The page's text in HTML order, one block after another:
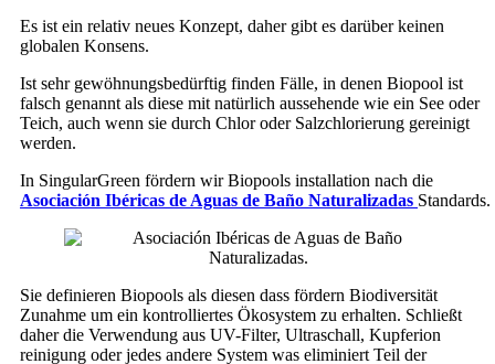
Es ist ein relativ neues Konzept, daher gibt es darüber keinen
globalen Konsens.
Ist sehr gewöhnungsbedürftig finden Fälle, in denen Biopool ist
falsch genannt als diese mit natürlich aussehende wie ein See oder
Teich, auch wenn sie durch Chlor oder Salzchlorierung gereinigt
werden.
In SingularGreen fördern wir Biopools installation nach die
Asociación Ibéricas de Aguas de Baño Naturalizadas Standards.
Sie definieren Biopools als diesen dass fördern Biodiversität
Zunahme um ein kontrolliertes Ökosystem zu erhalten. Schließt
daher die Verwendung aus UV-Filter, Ultraschall, Kupferion
reinigung oder jedes andere System was eliminiert Teil der